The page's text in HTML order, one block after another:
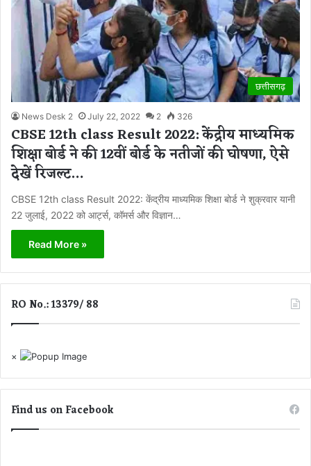
छत्तीसगढ़
News Desk 2 July 22, 2022 2 326
CBSE 12th class Result 2022: केंद्रीय माध्यमिक
शिक्षा बोर्ड ने की 12वीं बोर्ड के नतीजों की घोषणा, ऐसे
देखें रिजल्ट…
CBSE 12th class Result 2022: केंद्रीय माध्यमिक शिक्षा बोर्ड ने शुक्रवार यानी
22 जुलाई, 2022 को आर्ट्स, कॉमर्स और विज्ञान…
Read More »
RO No.: 13379/ 88
×
Find us on Facebook